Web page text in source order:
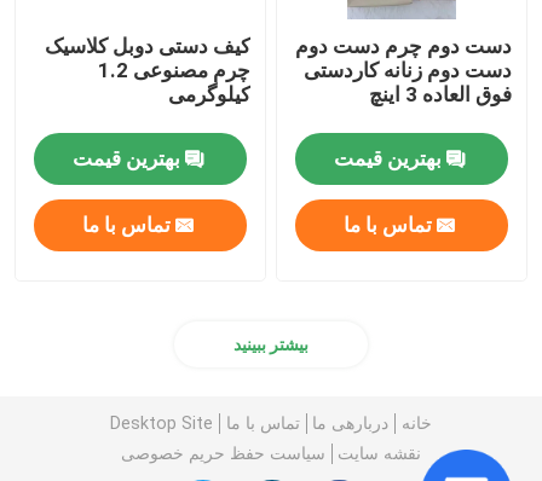
دست دوم چرم دست دوم
دست دوم زنانه کاردستی
فوق العاده 3 اینچ
بهترین قیمت
تماس با ما
کیف دستی دوبل کلاسیک
چرم مصنوعی 1.2
کیلوگرمی
بهترین قیمت
تماس با ما
بیشتر ببینید
خانه دربارهی ما تماس با ما
Desktop Site
نقشه سایت
سیاست حفظ حریم خصوصی